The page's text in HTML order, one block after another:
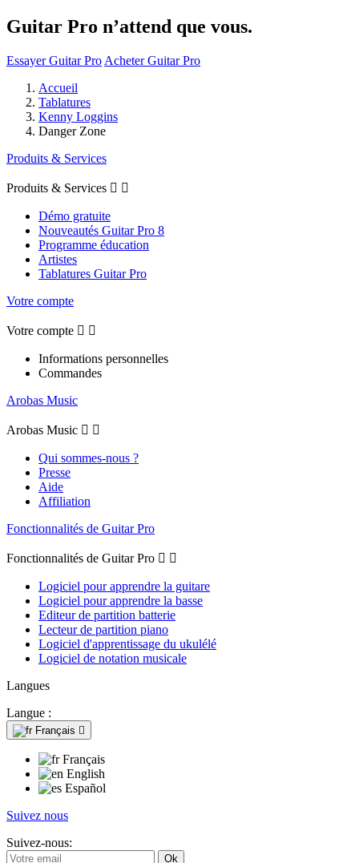
Guitar Pro n’attend que vous.
Essayer Guitar Pro Acheter Guitar Pro
Accueil
Tablatures
Kenny Loggins
Danger Zone
Produits & Services
Produits & Services  
Démo gratuite
Nouveautés Guitar Pro 8
Programme éducation
Artistes
Tablatures Guitar Pro
Votre compte
Votre compte  
Informations personnelles
Commandes
Arobas Music
Arobas Music  
Qui sommes-nous ?
Presse
Aide
Affiliation
Fonctionnalités de Guitar Pro
Fonctionnalités de Guitar Pro  
Logiciel pour apprendre la guitare
Logiciel pour apprendre la basse
Editeur de partition batterie
Lecteur de partition piano
Logiciel d'apprentissage du ukulélé
Logiciel de notation musicale
Langues
Langue :
Français 
Français
English
Español
Suivez nous
Suivez-nous: